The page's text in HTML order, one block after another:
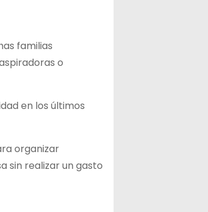
familias
o
en los últimos
organizar
sin realizar un gasto